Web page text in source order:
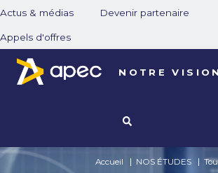
Actus & médias Devenir partenaire
Appels d'offres
NOTRE VISION
Accueil NOS ÉTUDES